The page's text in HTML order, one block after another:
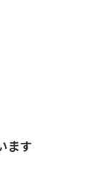
ます